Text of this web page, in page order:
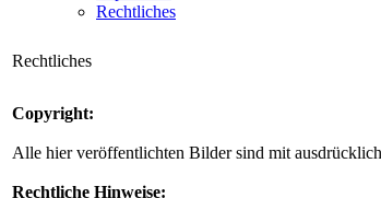
Rechtliches
Rechtliches
Copyright:
Alle hier veröffentlichten Bilder sind mit
Rechtliche Hinweise: